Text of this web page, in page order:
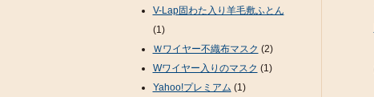
V-Lap固わた入り羊毛敷ふとん
(1)
Ｗワイヤー不織布マスク (2)
Wワイヤー入りのマスク (1)
Yahoo!プレミアム (1)